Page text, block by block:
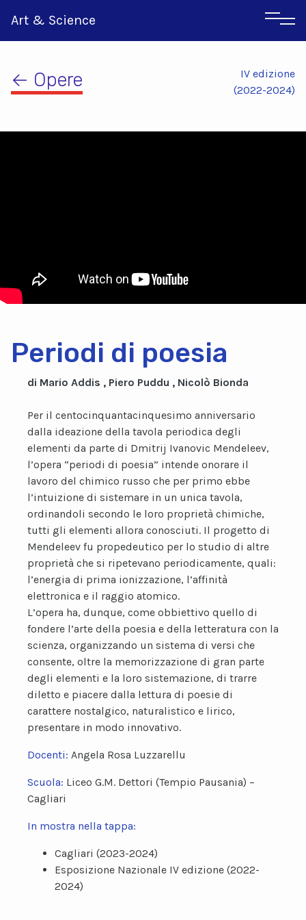
Art & Science
← Opere
IV edizione
(2022-2024)
Periodi di poesia
di Mario Addis , Piero Puddu , Nicolò Bionda
Per il centocinquantacinquesimo anniversario
dalla ideazione della tavola periodica degli
elementi da parte di Dmitrij Ivanovic Mendeleev,
l’opera “periodi di poesia” intende onorare il
lavoro del chimico russo che per primo ebbe
l’intuizione di sistemare in un unica tavola,
ordinandoli secondo le loro proprietà chimiche,
tutti gli elementi allora conosciuti. Il progetto di
Mendeleev fu propedeutico per lo studio di altre
proprietà che si ripetevano periodicamente, quali:
l’energia di prima ionizzazione, l’affinità
elettronica e il raggio atomico.
L’opera ha, dunque, come obbiettivo quello di
fondere l’arte della poesia e della letteratura con la
scienza, organizzando un sistema di versi che
consente, oltre la memorizzazione di gran parte
degli elementi e la loro sistemazione, di trarre
diletto e piacere dalla lettura di poesie di
carattere nostalgico, naturalistico e lirico,
presentare in modo innovativo.
Docenti: Angela Rosa Luzzarellu
Scuola: Liceo G.M. Dettori (Tempio Pausania) –
Cagliari
In mostra nella tappa:
Cagliari (2023-2024)
Esposizione Nazionale IV edizione (2022-
2024)